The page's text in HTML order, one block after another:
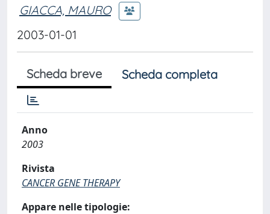
GIACCA, MAURO
2003-01-01
Scheda breve Scheda completa
Anno
2003
Rivista
CANCER GENE THERAPY
Appare nelle tipologie: